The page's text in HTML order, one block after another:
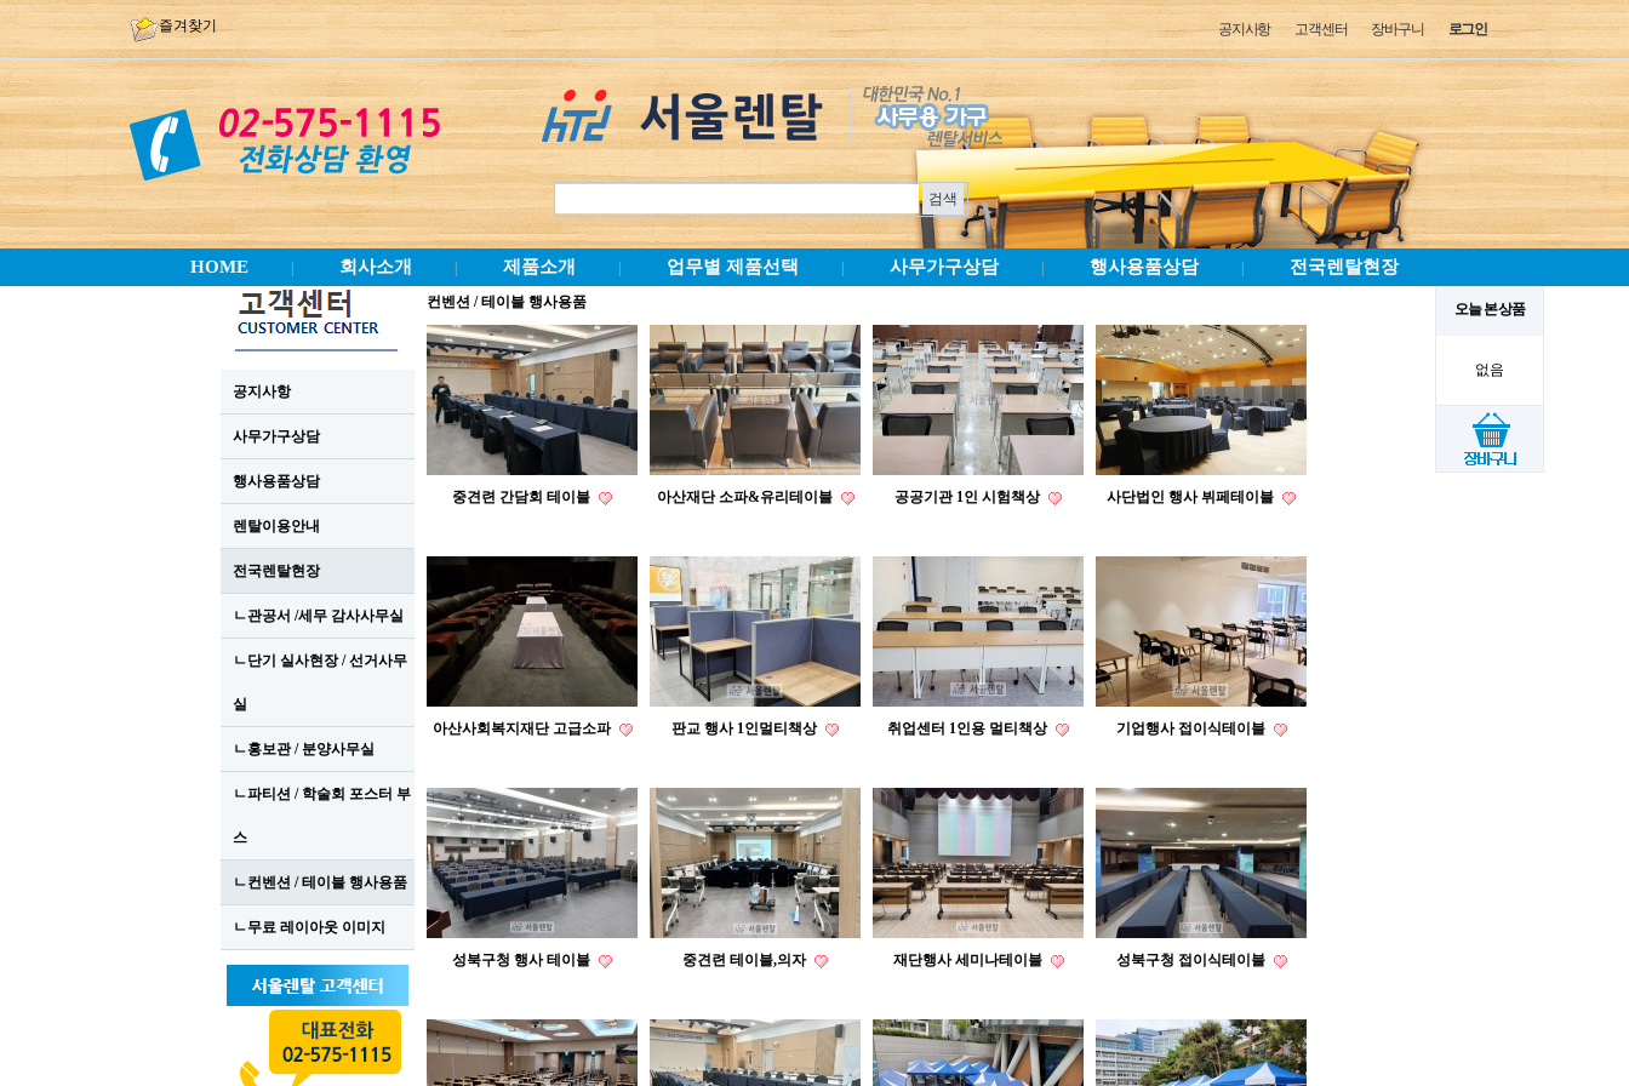
즐겨찾기 로그인
장바구니
고객센터
공지사항
HOME 회사소개 제품소개 업무별 제품선택 사무가구상담 행사용품상담 전국렌탈현장
오늘 본 상품
없음
공지사항
사무가구상담
행사용품상담
렌탈이용안내
전국렌탈현장
ㄴ관공서 /세무 감사사무실
ㄴ단기 실사현장 / 선거사무
실
ㄴ홍보관 / 분양사무실
ㄴ파티션 / 학술회 포스터 부
스
ㄴ컨벤션 / 테이블 행사용품
ㄴ무료 레이아웃 이미지
컨벤션 / 테이블 행사용품
중견련 간담회 테이블 아산재단 소파&유리테이블 공공기관 1인 시험책상 사단법인 행사 뷔페테이블
아산사회복지재단 고급소파 판교 행사 1인멀티책상 취업센터 1인용 멀티책상 기업행사 접이식테이블
성북구청 행사 테이블 중견련 테이블,의자 재단행사 세미나테이블 성북구청 접이식테이블